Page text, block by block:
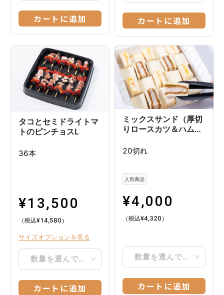
カートに追加 カートに追加
タコとセミドライトマ
トのピンチョスL
36本
¥13,500
（税込¥14,580）
サイズオプションを見る
数量を選んでください
カートに追加
ミックスサンド（厚切
りロースカツ＆ハムた
20切れ
人気商品
¥4,000
（税込¥4,320）
数量を選んでください
カートに追加